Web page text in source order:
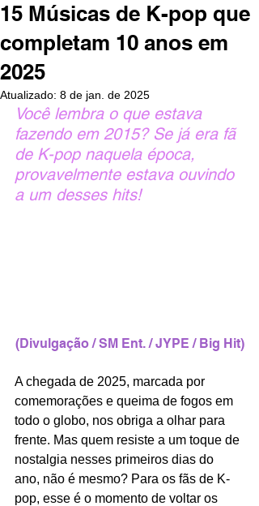
15 Músicas de K-pop que
completam 10 anos em
2025
Atualizado: 8 de jan. de 2025
Você lembra o que estava
fazendo em 2015? Se já era fã
de K-pop naquela época,
provavelmente estava ouvindo
a um desses hits!
(Divulgação / SM Ent. / JYPE / Big Hit)
A chegada de 2025, marcada por
comemorações e queima de fogos em
todo o globo, nos obriga a olhar para
frente. Mas quem resiste a um toque de
nostalgia nesses primeiros dias do
ano, não é mesmo? Para os fãs de K-
pop, esse é o momento de voltar os